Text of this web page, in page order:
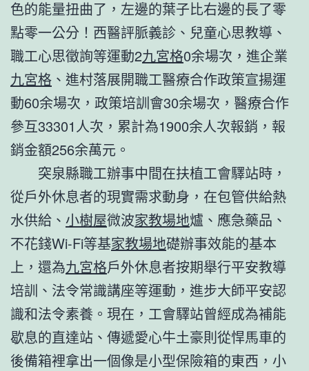
色的能量扭曲了，左邊的葉子比右邊的長了零
點零一公分！西醫評脈義診、兒童心思教導、
職工心思徵詢等運動2九宮格0余場次，進企業
九宮格 、進村落展開職工醫療合作政策宣揚運
動60余場次，政策培訓會30余場次，醫療合作
參互33301人次，累計為1900余人次報銷，報
銷金額256余萬元。
突泉縣職工辦事中間在扶植工會驛站時，
從戶外休息者的現實需求動身，在包管供給熱
水供給、 小樹屋微波家教場地爐、應急藥品、
不花錢Wi-Fi等基家教場地礎辦事效能的基本
上，還為九宮格戶外休息者按期舉行平安教導
培訓、法令常識講座等運動，進步大師平安認
識和法令素養。現在，工會驛站曾經成為補能
歇息的直達站、傳遞愛心牛土豪則從悍馬車的
後備箱裡拿出一個像是小型保險箱的東西，小